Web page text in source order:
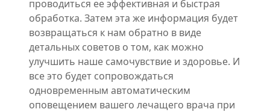
проводиться ее эффективная и быстрая
обработка. Затем эта же информация будет
возвращаться к нам обратно в виде
детальных советов о том, как можно
улучшить наше самочувствие и здоровье. И
все это будет сопровождаться
одновременным автоматическим
оповещением вашего лечащего врача при